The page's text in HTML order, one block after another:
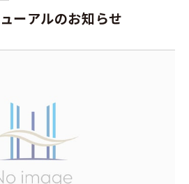
ーアルのお知らせ